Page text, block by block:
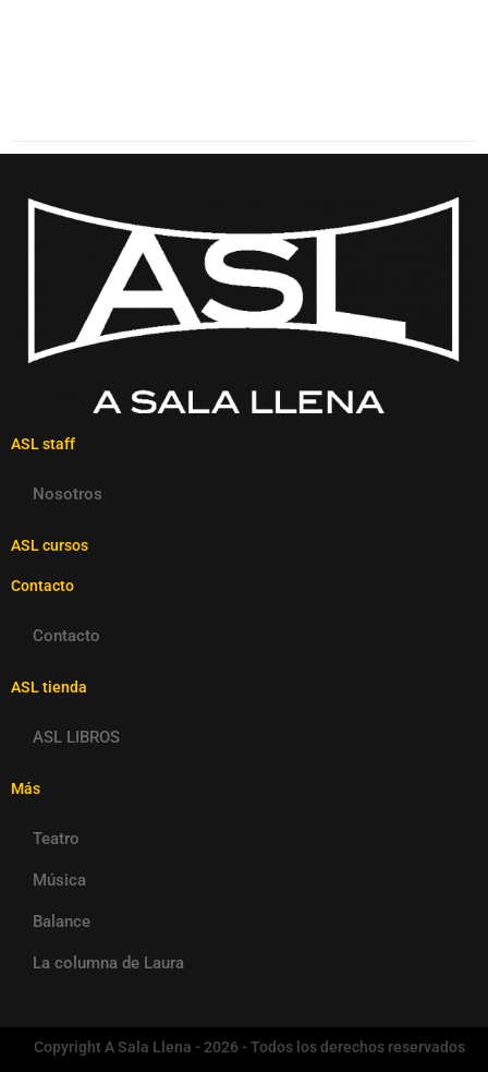
ASL staff
Nosotros
ASL cursos
Contacto
Contacto
ASL tienda
ASL LIBROS
Más
Teatro
Música
Balance
La columna de Laura
Copyright A Sala Llena - 2026 - Todos los derechos reservados